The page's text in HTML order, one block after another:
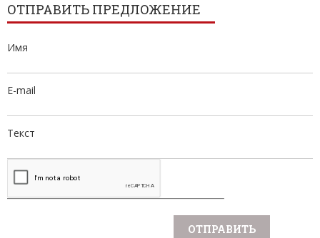
ОТПРАВИТЬ ПРЕДЛОЖЕНИЕ
Имя
E-mail
Текст